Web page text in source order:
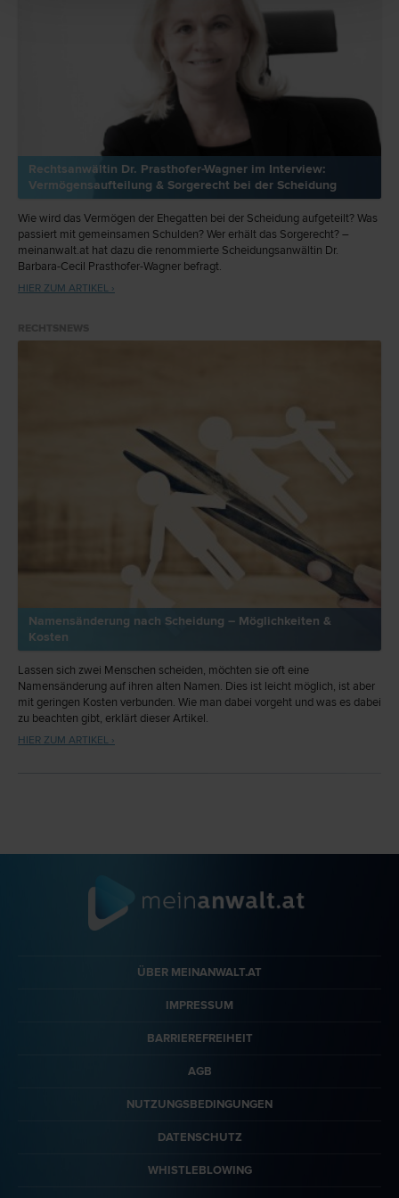
Rechtsanwältin Dr. Prasthofer-Wagner im Interview:
Vermögensaufteilung & Sorgerecht bei der Scheidung
Wie wird das Vermögen der Ehegatten bei der Scheidung aufgeteilt? Was
passiert mit gemeinsamen Schulden? Wer erhält das Sorgerecht? –
meinanwalt.at hat dazu die renommierte Scheidungsanwältin Dr.
Barbara-Cecil Prasthofer-Wagner befragt.
HIER ZUM ARTIKEL ›
Namensänderung nach Scheidung – Möglichkeiten &
Kosten
Lassen sich zwei Menschen scheiden, möchten sie oft eine
Namensänderung auf ihren alten Namen. Dies ist leicht möglich, ist aber
mit geringen Kosten verbunden. Wie man dabei vorgeht und was es dabei
zu beachten gibt, erklärt dieser Artikel.
HIER ZUM ARTIKEL ›
ÜBER MEINANWALT.AT
IMPRESSUM
BARRIEREFREIHEIT
AGB
NUTZUNGSBEDINGUNGEN
DATENSCHUTZ
WHISTLEBLOWING